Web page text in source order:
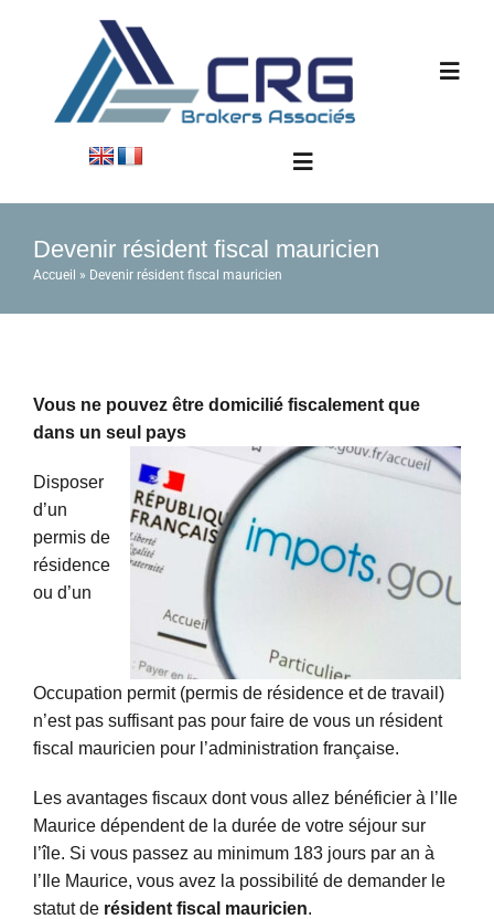
Informations
Navigation
à
Contact
Devenir résident fiscal mauricien
Accueil » Devenir résident fiscal mauricien
Vous ne pouvez être domicilié fiscalement que
dans un seul pays
Disposer
d’un
permis de
résidence
ou d’un
Occupation permit (permis de résidence et de travail)
n’est pas suffisant pas pour faire de vous un résident
fiscal mauricien pour l’administration française.
Les avantages fiscaux dont vous allez bénéficier à l’Ile
Maurice dépendent de la durée de votre séjour sur
l’île. Si vous passez au minimum 183 jours par an à
l’Ile Maurice, vous avez la possibilité de demander le
statut de résident fiscal mauricien.